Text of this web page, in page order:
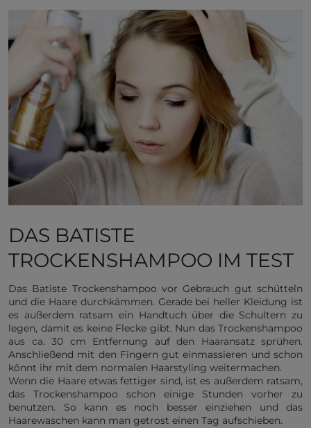
DAS BATISTE
TROCKENSHAMPOO IM TEST
Das Batiste Trockenshampoo vor Gebrauch gut schütteln
und die Haare durchkämmen. Gerade bei heller Kleidung ist
es außerdem ratsam ein Handtuch über die Schultern zu
legen, damit es keine Flecke gibt. Nun das Trockenshampoo
aus ca. 30 cm Entfernung auf den Haaransatz sprühen.
Anschließend mit den Fingern gut einmassieren und schon
könnt ihr mit dem normalen Haarstyling weitermachen.
Wenn die Haare etwas fettiger sind, ist es außerdem ratsam,
das Trockenshampoo schon einige Stunden vorher zu
benutzen. So kann es noch besser einziehen und das
Haarewaschen kann man getrost einen Tag aufschieben.